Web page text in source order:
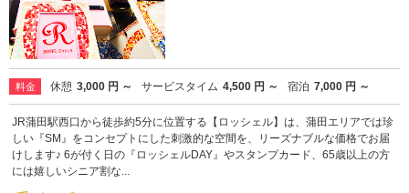
料金 休憩 3,000 円 ～ サービスタイム 4,500 円 ～ 宿泊 7,000 円 ～
JR蒲田駅西口から徒歩約5分に位置する【ロッシェル】は、蒲田エリアでは珍
しい『SM』をコンセプトにした刺激的な空間を、リーズナブルな価格でお届
けします♪ 6が付く日の『ロッシェルDAY』やスタンプカード、65歳以上の方
には嬉しいシニア割な...